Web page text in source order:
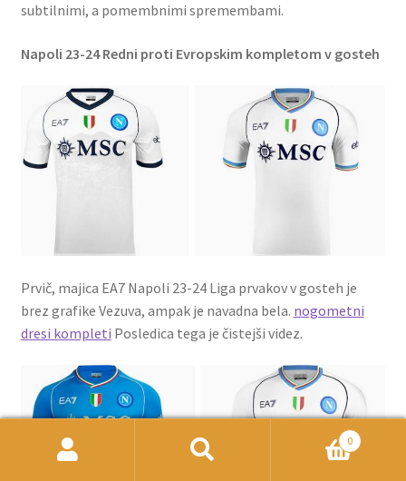
subtilnimi, a pomembnimi spremembami.
Napoli 23-24 Redni proti Evropskim kompletom v gosteh
Prvič, majica EA7 Napoli 23-24 Liga prvakov v gosteh je
brez grafike Vezuva, ampak je navadna bela. nogometni
dresi kompleti Posledica tega je čistejši videz.
0